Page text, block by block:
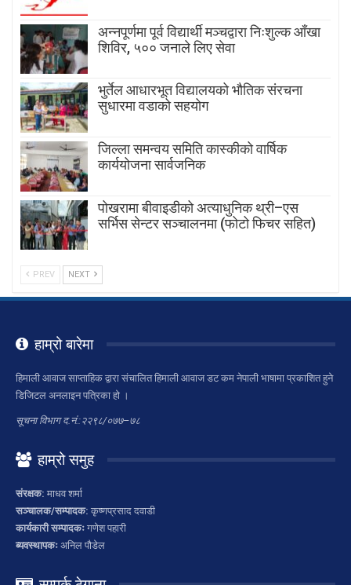
अन्नपूर्णमा पूर्व विद्यार्थी मञ्चद्वारा निःशुल्क आँखा
शिविर, ५०० जनाले लिए सेवा
भुर्तेल आधारभूत विद्यालयको भौतिक संरचना
सुधारमा वडाको सहयोग
जिल्ला समन्वय समिति कास्कीको वार्षिक
कार्ययोजना सार्वजनिक
पोखरामा बीवाइडीको अत्याधुनिक थ्री–एस
सर्भिस सेन्टर सञ्चालनमा (फोटो फिचर सहित)
PREV NEXT
हाम्रो बारेमा
हिमाली आवाज साप्ताहिक द्वारा संचालित हिमाली आवाज डट कम नेपाली भाषामा प्रकाशित हुने
डिजिटल अनलाइन पत्रिका हो ।
सूचना विभाग द.नं.:२२९८/०७७–७८
हाम्रो समुह
संरक्षक: माधव शर्मा
सञ्चालक/सम्पादक: कृष्णप्रसाद दवाडी
कार्यकारी सम्पादकः गणेश पहारी
ब्यवस्थापकः अनिल पौडेल